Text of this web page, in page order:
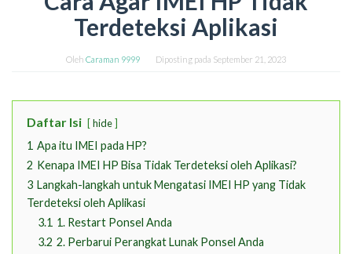
Terdeteksi Aplikasi
Oleh Caraman 9999 Diposting pada September 21, 2023
Daftar Isi hide
1 Apa itu IMEI pada HP?
2 Kenapa IMEI HP Bisa Tidak Terdeteksi oleh Aplikasi?
3 Langkah-langkah untuk Mengatasi IMEI HP yang Tidak
Terdeteksi oleh Aplikasi
3.1 1. Restart Ponsel Anda
3.2 2. Perbarui Perangkat Lunak Ponsel Anda